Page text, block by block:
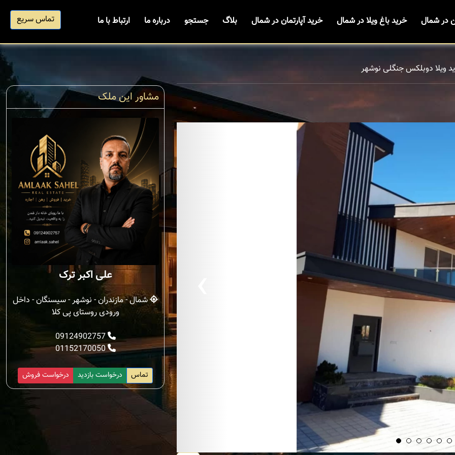
در شمال خرید باغ ویلا در شمال خرید آپارتمان در شمال بلاگ جستجو درباره ما ارتباط با ما تماس سریع
ویلا دوبلکس جنگلی نوشهر
مشاور این ملک
علی اکبر ترک
شمال - مازندران - نوشهر - سیسنگان - داخل
ورودی روستای پی کلا
09124902757
01152170050
درخواست فروش درخواست بازدید تماس